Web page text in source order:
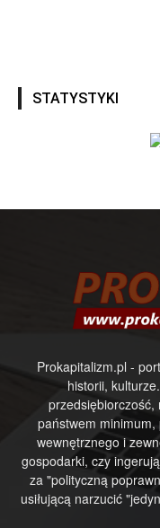
STATYSTYKI
Prokapitalizm.pl -
historii,
przedsiębiorczość,
państwem
wewnętrznego i
gospodarki, czy
za "polityczną
usiłującą narzucić